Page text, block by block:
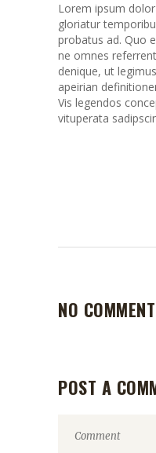
Lorem ipsum
gloriatur
probatus ad. Quo
ne omnes
denique, ut
apeirian
Vis legendos
vituperata
NO
POST A